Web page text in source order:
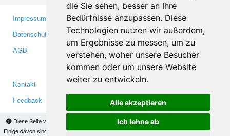
die Sie sehen, besser an Ihre
Bedürfnisse anzupassen. Diese
Technologien nutzen wir außerdem,
um Ergebnisse zu messen, um zu
verstehen, woher unsere Besucher
kommen oder um unsere Website
weiter zu entwickeln.
Alle akzeptieren
Ich lehne ab
Diese Seite verwendet Cookies, um Informationen auf Ihrem Computer zu speichern.
Einige davon sind notwendig, damit unsere Seite funktioniert, andere helfen uns dabei, das
Impressum
Datenschutzerklärung
AGB
Gewerbetreibende
Investoren
Medien
Kontakt
Feedback
Facebook
Twitter
YouTube
Google+